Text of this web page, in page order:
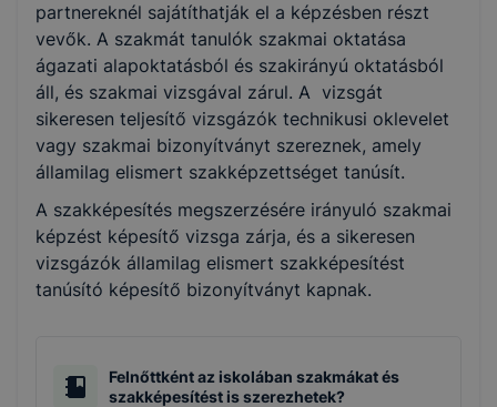
partnereknél sajátíthatják el a képzésben részt
vevők. A szakmát tanulók szakmai oktatása
ágazati alapoktatásból és szakirányú oktatásból
áll, és szakmai vizsgával zárul. A vizsgát
sikeresen teljesítő vizsgázók technikusi oklevelet
vagy szakmai bizonyítványt szereznek, amely
államilag elismert szakképzettséget tanúsít.
A szakképesítés megszerzésére irányuló szakmai
képzést képesítő vizsga zárja, és a sikeresen
vizsgázók államilag elismert szakképesítést
tanúsító képesítő bizonyítványt kapnak.
Felnőttként az iskolában szakmákat és
szakképesítést is szerezhetek?